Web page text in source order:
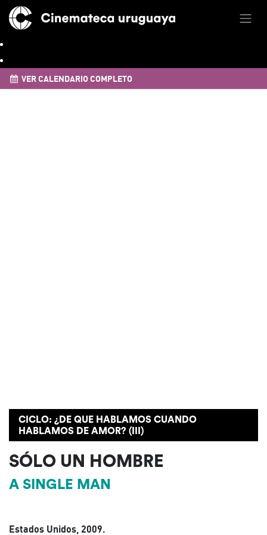
VER CALENDARIO COMPLETO
CICLO: ¿DE QUE HABLAMOS CUANDO
HABLAMOS DE AMOR? (III)
SÓLO UN HOMBRE
A SINGLE MAN
Estados Unidos, 2009.